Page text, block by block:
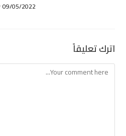
09/05/2022
اترك تعليقاً